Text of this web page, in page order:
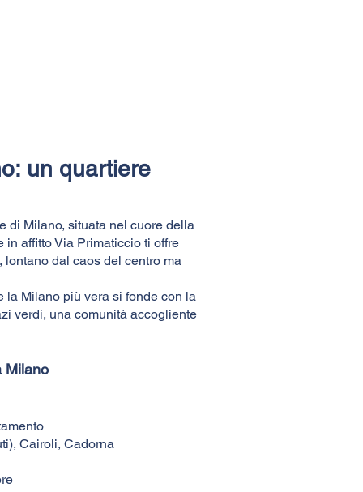
un quartiere
di Milano, situata nel cuore della
affitto Via Primaticcio ti offre
dal caos del centro ma
la Milano più vera si fonde con la
verdi, una comunità accogliente
Milano
Cairoli, Cadorna